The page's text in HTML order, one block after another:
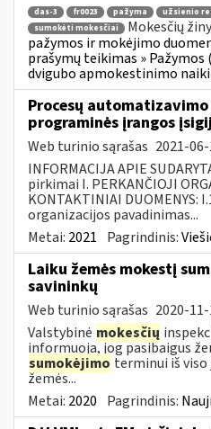
das-3 fr0023 pažyma užsienio
sumokėti mokesčiai
Mokesčių
pažymos ir mokėjimo
prašymų teikimas » Pažymos
dvigubo apmokestinimo
Procesų
programinės įrangos
Web turinio sąrašas 2021-
INFORMACIJA APIE
pirkimai I. PERKANČIOJI
KONTAKTINIAI DUOMENYS:
organizacijos pavadinimas...
Metai: 2021 Pagrindinis:
Laiku žemės mokestį
savininkų
Web turinio sąrašas 2020-
Valstybinė mokesčių
informuoja, jog pasibaigus
sumokėjimo terminui iš viso
žemės...
Metai: 2020 Pagrindinis: